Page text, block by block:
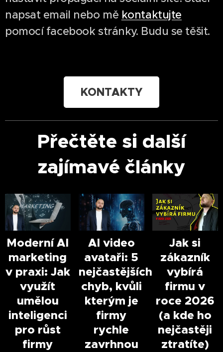
napsat email nebo mě kontaktujte
pomocí facebook stránky. Budu se těšit.
KONTAKTY
Přečtěte si další
zajímavé články
Moderní AI
marketing
v praxi: Jak
využít
umělou
inteligenci
pro růst
firmy
AI video
avataři: 5
nejčastějších
chyb, kvůli
kterým je
firmy
rychle
zavrhnou
Jak si
zákazník
vybírá
firmu v
roce 2026
(a kde ho
nejčastěji
ztratíte)